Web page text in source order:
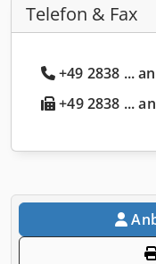
Telefon & Fax
+49 2838 ...
+49 2838 ...